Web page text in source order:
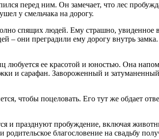
перед ним. Он замечает, что лес
у смельчака на дорогу.
спящих людей. Ему страшно, увиденное
– они преградили ему дорогу внутрь
ее красотой и юностью. Она
и сарафан. Завороженный и затуманенный
чтобы поцеловать. Его тут же обдает
празднуют пробуждение, включая
благословение на свадьбу